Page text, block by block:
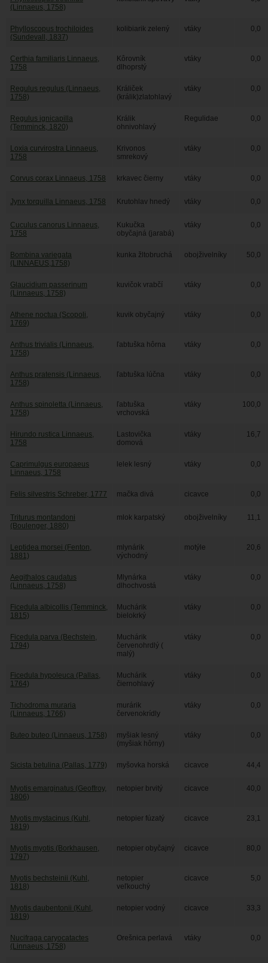
(Linnaeus, 1758)
Phylloscopus trochiloides
(Sundevall, 1837)
kolibiarik zelený vtáky 0,0
Certhia familiaris Linnaeus,
1758
Kôrovník
dlhoprstý
vtáky 0,0
Regulus regulus (Linnaeus,
1758)
Králiček
(králik)zlatohlavý
vtáky 0,0
Regulus ignicapilla
(Temminck, 1820)
Králik
ohnivohlavý
Regulidae 0,0
Loxia curvirostra Linnaeus,
1758
Krivonos
smrekový
vtáky 0,0
Corvus corax Linnaeus, 1758 krkavec čierny vtáky 0,0
Jynx torquilla Linnaeus, 1758 Krutohlav hnedý vtáky 0,0
Cuculus canorus Linnaeus,
1758
Kukučka
obyčajná (jarabá)
vtáky 0,0
Bombina variegata
(LINNAEUS,1758)
kunka žltobruchá obojživelníky 50,0
Glaucidium passerinum
(Linnaeus, 1758)
kuvičok vrabčí vtáky 0,0
Athene noctua (Scopoli,
1769)
kuvik obyčajný vtáky 0,0
Anthus trivialis (Linnaeus,
1758)
ľabtuška hôrna vtáky 0,0
Anthus pratensis (Linnaeus,
1758)
ľabtuška lúčna vtáky 0,0
Anthus spinoletta (Linnaeus,
1758)
ľabtuška
vrchovská
vtáky 100,0
Hirundo rustica Linnaeus,
1758
Lastovička
domová
vtáky 16,7
Caprimulgus europaeus
Linnaeus, 1758
lelek lesný vtáky 0,0
Felis silvestris Schreber, 1777 mačka divá cicavce 0,0
Triturus montandoni
(Boulenger, 1880)
mlok karpatský obojživelníky 11,1
Leptidea morsei (Fenton,
1881)
mlynárik
východný
motýle 20,6
Aegithalos caudatus
(Linnaeus, 1758)
Mlynárka
dlhochvostá
vtáky 0,0
Ficedula albicollis (Temminck,
1815)
Muchárik
bielokrký
vtáky 0,0
Ficedula parva (Bechstein,
1794)
Muchárik
červenohrdlý (
malý)
vtáky 0,0
Ficedula hypoleuca (Pallas,
1764)
Muchárik
čiernohlavý
vtáky 0,0
Tichodroma muraria
(Linnaeus, 1766)
murárik
červenokrídly
vtáky 0,0
Buteo buteo (Linnaeus, 1758)
myšiak lesný
(myšiak hôrny)
vtáky 0,0
Sicista betulina (Pallas, 1779) myšovka horská cicavce 44,4
Myotis emarginatus (Geoffroy,
1806)
netopier brvitý cicavce 40,0
Myotis mystacinus (Kuhl,
1819)
netopier fúzatý cicavce 23,1
Myotis myotis (Borkhausen,
1797)
netopier obyčajný cicavce 80,0
Myotis bechsteinii (Kuhl,
1818)
netopier
veľkouchý
cicavce 5,0
Myotis daubentonii (Kuhl,
1819)
netopier vodný cicavce 33,3
Nucifraga caryocatactes
(Linnaeus, 1758)
Orešnica perlavá vtáky 0,0